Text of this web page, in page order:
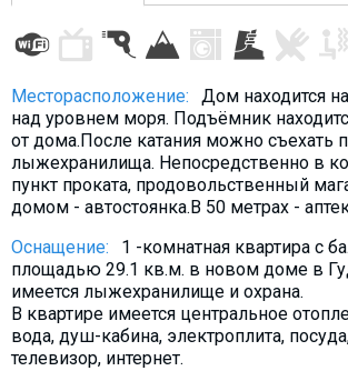
Месторасположение:
Дом находится
над уровнем моря. Подъёмник
от дома.После катания можно съехать
лыжехранилища. Непосредственно в
пункт проката, продовольственный
домом - автостоянка.В 50 метрах -
Оснащение:
1 -комнатная квартира с
площадью 29.1 кв.м. в новом доме в
имеется лыжехранилище и охрана.
В квартире имеется центральное
вода, душ-кабина, электроплита,
телевизор, интернет.
Казбеги
ГРУЗИЯ
О Грузии
Визы и Документы
Что пить?
Деньги
Мобильная связь
Галерея